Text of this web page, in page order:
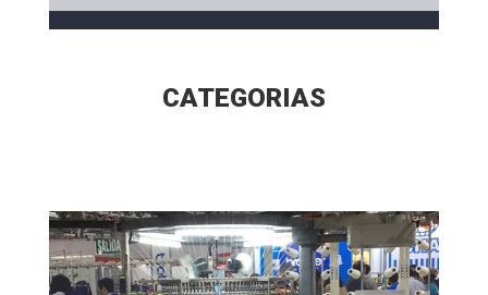
CATEGORIAS